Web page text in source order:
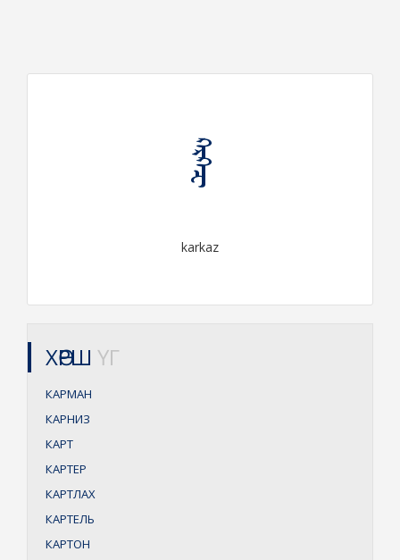
ᠺᠠᠷᠺᠠᠽ
karkaz
ХӨРШ ҮГ
КАРМАН
КАРНИЗ
КАРТ
КАРТЕР
КАРТЛАХ
КАРТЕЛЬ
КАРТОН